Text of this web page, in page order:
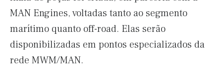
MAN Engines, voltadas tanto ao segmento
marítimo quanto off-road. Elas serão
disponibilizadas em pontos especializados da
rede MWM/MAN.